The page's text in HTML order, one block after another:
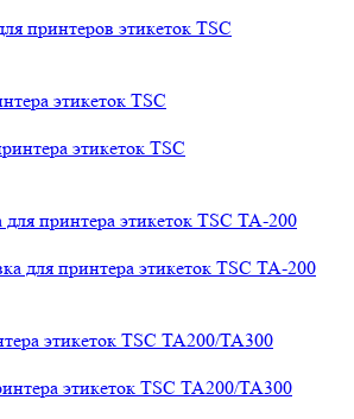
этикеток TSC
принтера этикеток TSC TA-200
этикеток TSC TA200/TA300